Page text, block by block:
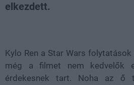
elkezdett.
Kylo Ren a Star Wars
még a filmet nem kedvelők
érdekesnek tart. Noha az ő